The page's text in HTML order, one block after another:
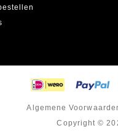
Algemene
Copyright ©